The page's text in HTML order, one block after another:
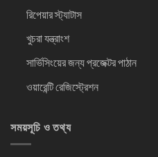
রিপেয়ার স্ট্যাটাস
খুচরা যন্ত্রাংশ
সার্ভিসিংয়ের জন্য প্রজেক্টর পাঠান
ওয়ারেন্টি রেজিস্ট্রেশন
সময়সূচি ও তথ্য